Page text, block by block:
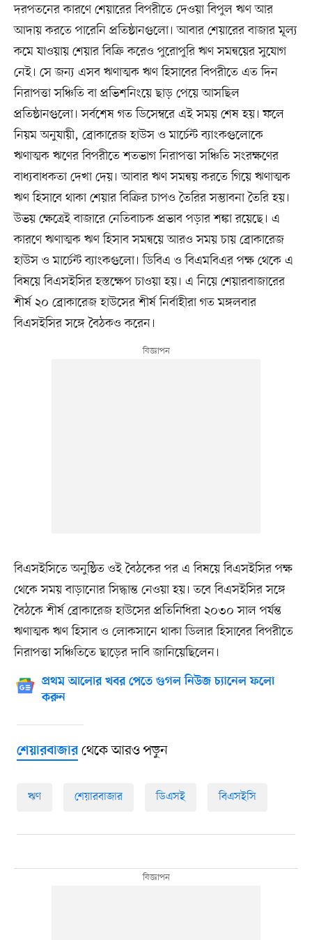
দরপতনের কারণে শেয়ারের বিপরীতে দেওয়া বিপুল ঋণ আর
আদায় করতে পারেনি প্রতিষ্ঠানগুলো। আবার শেয়ারের বাজার মূল্য
কমে যাওয়ায় শেয়ার বিক্রি করেও পুরোপুরি ঋণ সমন্বয়ের সুযোগ
নেই। সে জন্য এসব ঋণাত্মক ঋণ হিসাবের বিপরীতে এত দিন
নিরাপত্তা সঞ্চিতি বা প্রভিশনিংয়ে ছাড় পেয়ে আসছিল
প্রতিষ্ঠানগুলো। সর্বশেষ গত ডিসেম্বরে এই সময় শেষ হয়। ফলে
নিয়ম অনুযায়ী, ব্রোকারেজ হাউস ও মার্চেন্ট ব্যাংকগুলোকে
ঋণাত্মক ঋণের বিপরীতে শতভাগ নিরাপত্তা সঞ্চিতি সংরক্ষণের
বাধ্যবাধকতা দেখা দেয়। আবার ঋণ সমন্বয় করতে গিয়ে ঋণাত্মক
ঋণ হিসাবে থাকা শেয়ার বিক্রির চাপও তৈরির সম্ভাবনা তৈরি হয়।
উভয় ক্ষেত্রেই বাজারে নেতিবাচক প্রভাব পড়ার শঙ্কা রয়েছে। এ
কারণে ঋণাত্মক ঋণ হিসাব সমন্বয়ে আরও সময় চায় ব্রোকারেজ
হাউস ও মার্চেন্ট ব্যাংকগুলো। ডিবিএ ও বিএমবিএর পক্ষ থেকে এ
বিষয়ে বিএসইসির হস্তক্ষেপ চাওয়া হয়। এ নিয়ে শেয়ারবাজারের
শীর্ষ ২০ ব্রোকারেজ হাউসের শীর্ষ নির্বাহীরা গত মঙ্গলবার
বিএসইসির সঙ্গে বৈঠকও করেন।
বিএসইসিতে অনুষ্ঠিত ওই বৈঠকের পর এ বিষয়ে বিএসইসির পক্ষ
থেকে সময় বাড়ানোর সিদ্ধান্ত নেওয়া হয়। তবে বিএসইসির সঙ্গে
বৈঠকে শীর্ষ ব্রোকারেজ হাউসের প্রতিনিধিরা ২০৩০ সাল পর্যন্ত
ঋণাত্মক ঋণ হিসাব ও লোকসানে থাকা ডিলার হিসাবের বিপরীতে
নিরাপত্তা সঞ্চিতিতে ছাড়ের দাবি জানিয়েছিলেন।
প্রথম আলোর খবর পেতে গুগল নিউজ চ্যানেল ফলো
করুন
শেয়ারবাজারথেকে আরও পড়ুন
ঋণ শেয়ারবাজার ডিএসই বিএসইসি